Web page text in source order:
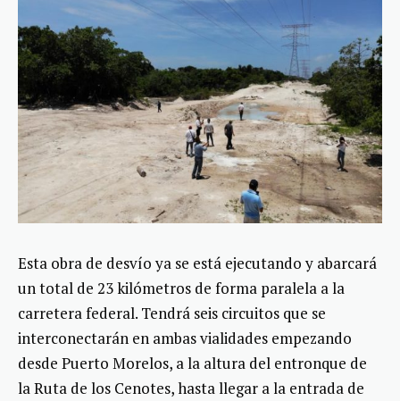
Esta obra de desvío ya se está ejecutando y abarcará
un total de 23 kilómetros de forma paralela a la
carretera federal. Tendrá seis circuitos que se
interconectarán en ambas vialidades empezando
desde Puerto Morelos, a la altura del entronque de
la Ruta de los Cenotes, hasta llegar a la entrada de